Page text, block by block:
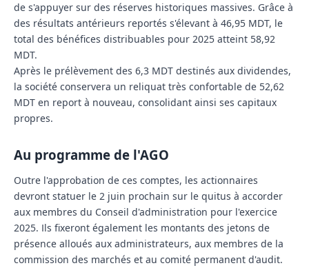
de s'appuyer sur des réserves historiques massives. Grâce à
des résultats antérieurs reportés s'élevant à 46,95 MDT, le
total des bénéfices distribuables pour 2025 atteint 58,92
MDT.
Après le prélèvement des 6,3 MDT destinés aux dividendes,
la société conservera un reliquat très confortable de 52,62
MDT en report à nouveau, consolidant ainsi ses capitaux
propres.
Au programme de l'AGO
Outre l'approbation de ces comptes, les actionnaires
devront statuer le 2 juin prochain sur le quitus à accorder
aux membres du Conseil d'administration pour l'exercice
2025. Ils fixeront également les montants des jetons de
présence alloués aux administrateurs, aux membres de la
commission des marchés et au comité permanent d'audit.